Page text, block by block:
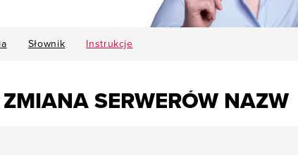
Słownik Instrukcje
SERWERÓW NAZW